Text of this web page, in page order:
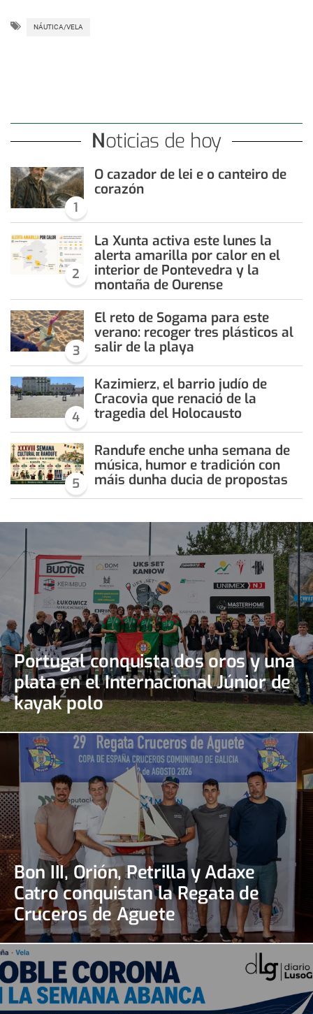
NÁUTICA/VELA
Noticias de hoy
1
O cazador de lei e o canteiro de
corazón
2
La Xunta activa este lunes la
alerta amarilla por calor en el
interior de Pontevedra y la
montaña de Ourense
3
El reto de Sogama para este
verano: recoger tres plásticos al
salir de la playa
4
Kazimierz, el barrio judío de
Cracovia que renació de la
tragedia del Holocausto
5
Randufe enche unha semana de
música, humor e tradición con
máis dunha ducia de propostas
Portugal conquista dos oros y una
plata en el Internacional Júnior de
kayak polo
Bon III, Orión, Petrilla y Adaxe
Catro conquistan la Regata de
Cruceros de Aguete